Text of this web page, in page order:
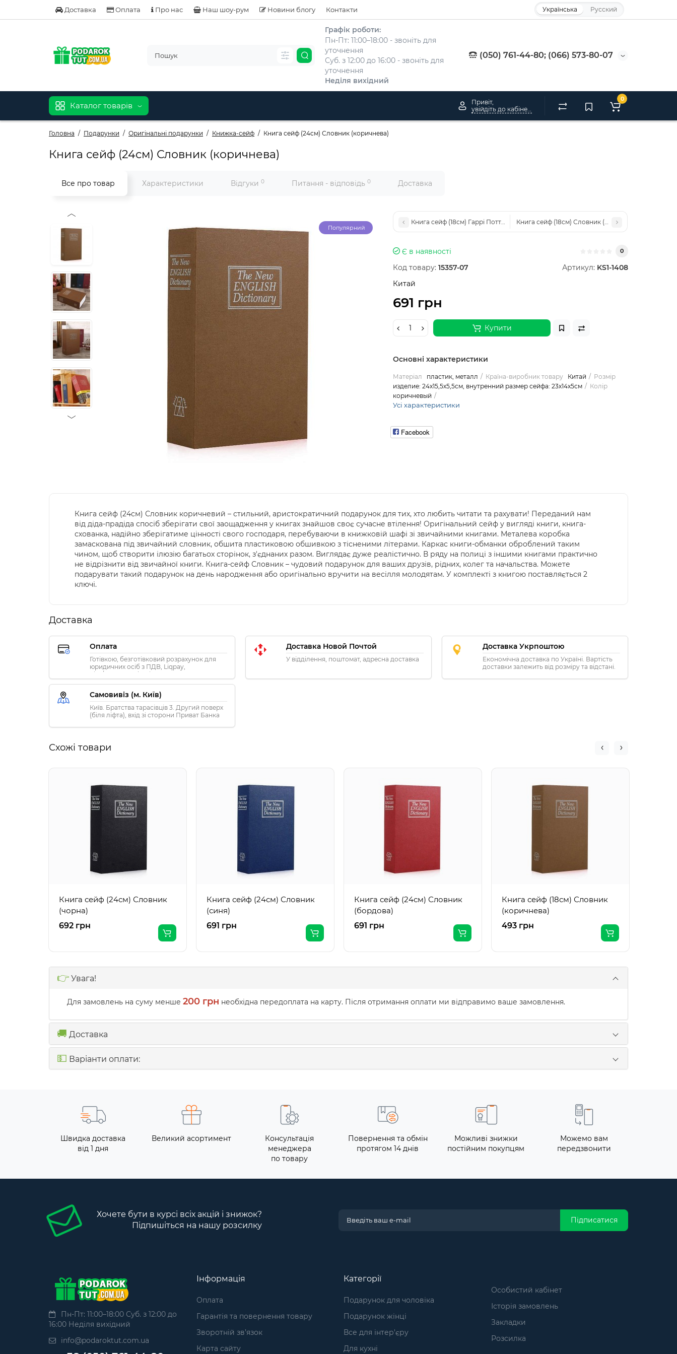
Доставка Оплата Про нас Наш шоу-рум Новини блогу Контакти Українська Русский
Графік роботи:
Пн-Пт: 11:00–18:00 - звоніть для
уточнення
Суб. з 12:00 до 16:00 - звоніть для
уточнення
Неділя вихідний
(050) 761-44-80; (066) 573-80-07
Каталог товарів
Привіт,
0
Головна Подарунки Оригінальні подарунки Книжка-сейф Книга сейф (24см) Словник (коричнева)
Книга сейф (24см) Словник (коричнева)
Все про товар Характеристики Відгуки 0 Питання - відповідь 0 Доставка
Популярний
Книга сейф (18см) Гаррі Поттер Слизерин (чорна з зеленим)
Книга сейф (18см) Словник (коричнева)
Є в наявності 0
Код товару: 15357-07 Артикул: KS1-1408
Китай
691 грн
Купити
Основні характеристики
Матеріал пластик, металл Країна-виробник товару Китай
Розмір
изделие: 24х15,5х5,5см, внутренний размер сейфа: 23х14х5см
Колір
коричневый
Усі характеристики
Facebook
Книга сейф (24см) Словник коричневий – стильний, аристократичний подарунок для тих, хто любить читати та рахувати! Переданий нам
від діда-прадіда спосіб зберігати свої заощадження у книгах знайшов своє сучасне втілення! Оригінальний сейф у вигляді книги, книга-
схованка, надійно зберігатиме цінності свого господаря, перебуваючи в книжковій шафі зі звичайними книгами. Металева коробка
замаскована під звичайний словник, обшита пластиковою обшивкою з тісненими літерами. Каркас книги-обманки оброблений таким
чином, щоб створити ілюзію багатьох сторінок, з'єднаних разом. Виглядає дуже реалістично. В ряду на полиці з іншими книгами практично
не відрізнити від звичайної книги. Книга-сейф Словник – чудовий подарунок для ваших друзів, рідних, колег та начальства. Можете
подарувати такий подарунок на день народження або оригінально вручити на весілля молодятам. У комплекті з книгою поставляється 2
ключі.
Доставка
Оплата
Готівкою, безготівковий розрахунок для
юридичних осіб з ПДВ, Liqpay,
Visa/MasterCard, Privat24
Доставка Новой Почтой
У відділення, поштомат, адресна доставка
Доставка Укрпоштою
Економічна доставка по Україні. Вартість
доставки залежить від розміру та відстані.
Самовивіз (м. Київ)
Київ. Братства тарасівців 3. Другий поверх
(біля ліфта), вхід зі сторони Приват Банка
Схожі товари
Книга сейф (24см) Словник
(чорна)
692 грн
Книга сейф (24см) Словник
(синя)
691 грн
Книга сейф (24см) Словник
(бордова)
691 грн
Книга сейф (18см) Словник
(коричнева)
493 грн
👉 Увага!
Для замовлень на суму менше 200 грн необхідна передоплата на карту. Після отримання оплати ми відправимо ваше замовлення.
🚚 Доставка
💵 Варіанти оплати:
Швидка доставка
від 1 дня
Великий асортимент
Консультація
менеджера
по товару
Повернення та обмін
протягом 14 днів
Можливі знижки
постійним покупцям
Можемо вам
передзвонити
Хочете бути в курсі всіх акцій і знижок?
Підпишіться на нашу розсилку
Підписатися
Пн-Пт: 11:00–18:00 Суб. з 12:00 до
16:00 Неділя вихідний
info@podaroktut.com.ua
Інформація
Оплата
Гарантія та повернення товару
Зворотній зв’язок
Карта сайту
Категорії
Подарунок для чоловіка
Подарунок жінці
Все для інтер'єру
Для кухні
Особистий кабінет
Історія замовлень
Закладки
Розсилка